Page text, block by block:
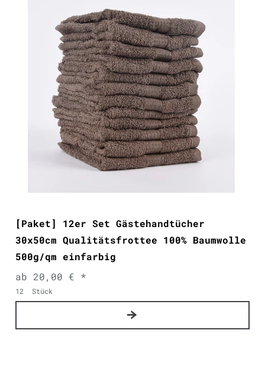
[Paket] 12er Set Gästehandtücher
30x50cm Qualitätsfrottee 100% Baumwolle
500g/qm einfarbig
ab 20,00 € *
12 Stück